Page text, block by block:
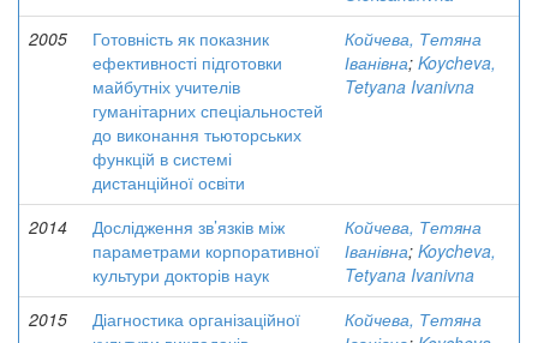
2005
Готовність як показник
ефективності підготовки
майбутніх учителів
гуманітарних спеціальностей
до виконання тьюторських
функцій в системі
дистанційної освіти
Койчева, Тетяна
Іванівна; Koycheva,
Tetyana Ivanivna
2014
Дослідження зв’язків між
параметрами корпоративної
культури докторів наук
Койчева, Тетяна
Іванівна; Koycheva,
Tetyana Ivanivna
2015
Діагностика організаційної
Койчева, Тетяна